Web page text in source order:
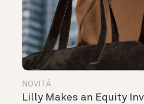
NOVITÀ
Lilly Makes an Equity